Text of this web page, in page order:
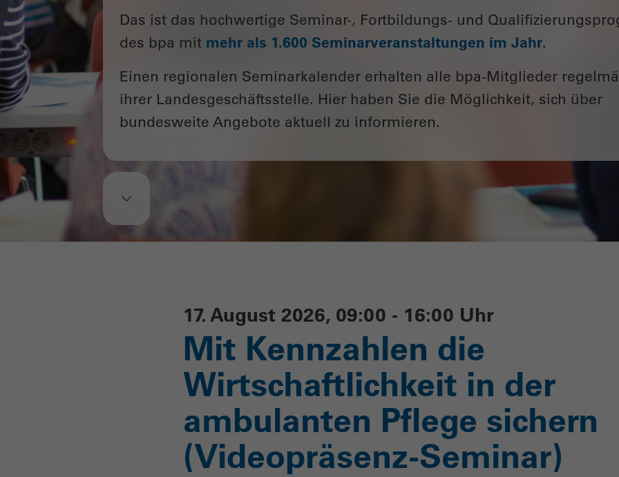
Das ist das hochwertige Seminar-, Fortbildungs- und
des bpa mit mehr als 1.600 Seminarveranstaltungen im Jahr.
Einen regionalen Seminarkalender erhalten alle bpa-Mitglieder
ihrer Landesgeschäftsstelle. Hier haben Sie die Möglichkeit, sich über
bundesweite Angebote aktuell zu informieren.
17. August 2026, 09:00 - 16:00 Uhr
Mit Kennzahlen die
Wirtschaftlichkeit in der
ambulanten Pflege sichern
(Videopräsenz-Seminar)